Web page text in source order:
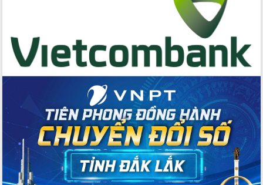
quan trọng
Thống nhất danh sách giới thiệu ứng
cử đại biểu Quốc hội khoá XVI và đại
Phát động hai phong trào thi đua quan
trọng trong kỷ nguyên mới
Hội nghị lần thứ tư Ban Chỉ đạo công
tác bầu cử tỉnh Đắk Lắk
Hội nghị Báo cáo viên Trung ương
tháng 01/2026
Phó Thủ tướng Hồ Quốc Dũng đánh giá